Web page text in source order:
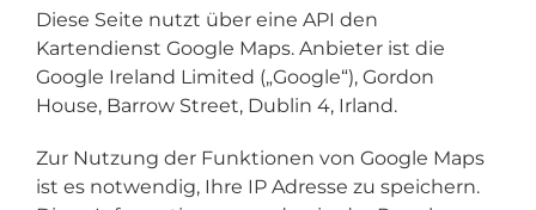
Diese Seite nutzt über eine API den
Kartendienst Google Maps. Anbieter ist die
Google Ireland Limited („Google“), Gordon
House, Barrow Street, Dublin 4, Irland.
Zur Nutzung der Funktionen von Google Maps
ist es notwendig, Ihre IP Adresse zu speichern.